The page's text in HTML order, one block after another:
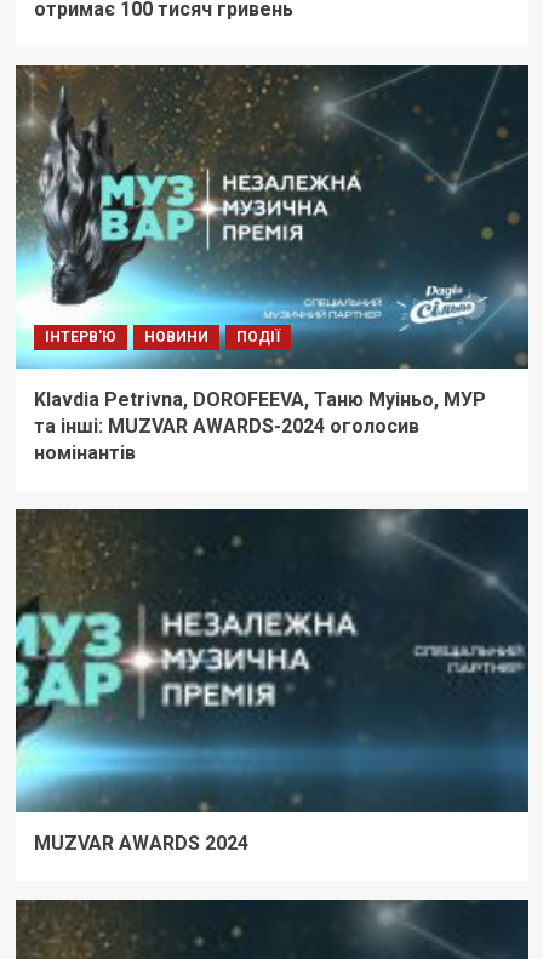
отримає 100 тисяч гривень
ІНТЕРВ'Ю НОВИНИ ПОДІЇ
Klavdia Petrivna, DOROFEEVA, Таню Муіньо, МУР
та інші: MUZVAR AWARDS-2024 оголосив
номінантів
MUZVAR AWARDS 2024